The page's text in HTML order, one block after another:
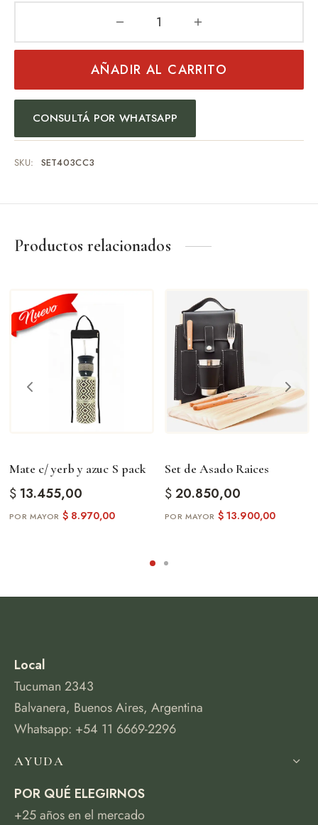
Un obsequio distinguido que combina diseño, practicidad y
Ideal para:
Regalo empresarial
Uso personal
Eventos especiales
Una pieza pensada para quienes valoran los detalles y la
Productos relacionados
AÑADIR AL CARRITO
CONSULTÁ POR WHATSAPP
SKU: SET403CC3
Productos relacionados
Mate c/ yerb y azuc S pack
$13.455,00
$8.970,00
Set de Asado Raices
$20.850,00
$13.900,00
Local
Tucuman 2343
Balvanera, Buenos Aires, Argentina
Whatsapp: +54 11 6669-2296
AYUDA
POR QUÉ ELEGIRNOS
+25 años en el mercado